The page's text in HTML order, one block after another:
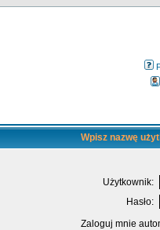
Wpisz nazwę
Użytkownik:
Hasło:
Zaloguj mnie